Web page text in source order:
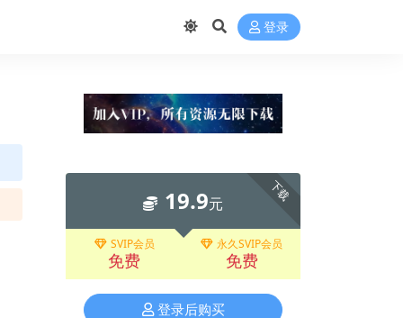
登录
下载
19.9元
SVIP会员
免费
永久SVIP会员
免费
登录后购买